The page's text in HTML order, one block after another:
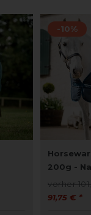
-10%
200g -
vorher
91,75 € *